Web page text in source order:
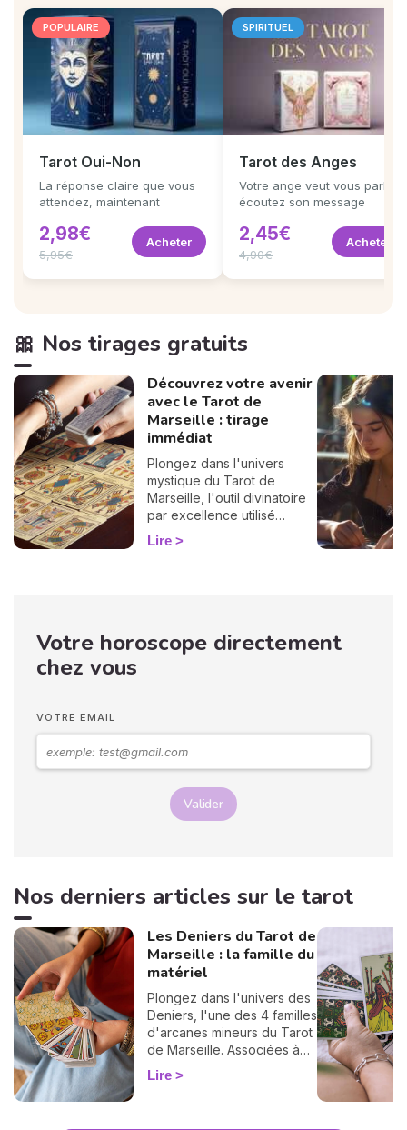
POPULAIRE
Tarot Oui-Non
La réponse claire que vous
attendez, maintenant
2,98€
5,95€
Acheter
SPIRITUEL
Tarot des Anges
Votre ange veut vous parler,
écoutez son message
2,45€
4,90€
Acheter
🎀 Nos tirages gratuits
Découvrez votre avenir
avec le Tarot de
Marseille : tirage
immédiat
Plongez dans l'univers
mystique du Tarot de
Marseille, l'outil divinatoire
par excellence utilisé
depuis des siècles pour
éclairer l'avenir. Profitez
Lire
Votre horoscope directement
chez vous
VOTRE EMAIL
Valider
Nos derniers articles sur le tarot
Les Deniers du Tarot de
Marseille : la famille du
matériel
Plongez dans l'univers des
Deniers, l'une des 4 familles
d'arcanes mineurs du Tarot
de Marseille. Associées à
l'élément Terre, ces cartes
éclairent votre vie
Lire